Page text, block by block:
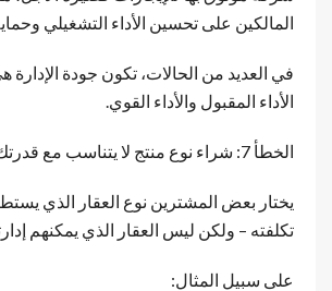
المالكين على تحسين الأداء التشغيلي
في العديد من الحالات، تكون جودة الإدارة
الأداء المقبول والأداء القوي.
الخطأ 7: شراء نوع منتج لا يتناسب مع قدرتك التشغيلية
يختار بعض المشترين نوع العقار الذي
تكلفته – ولكن ليس العقار الذي يمكنهم
على سبيل المثال: